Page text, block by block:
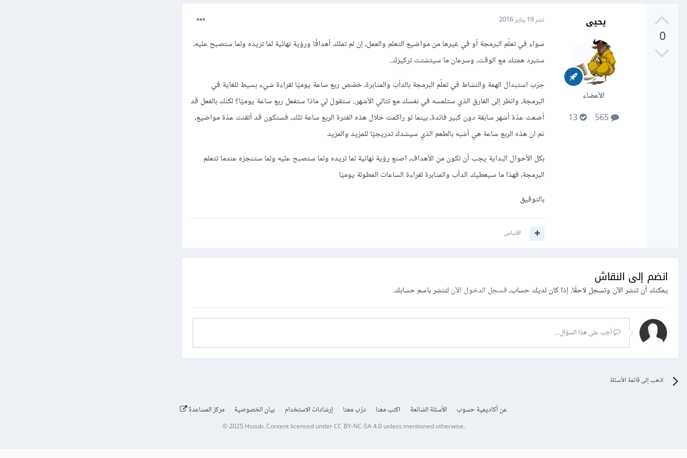
0
يحيى
الأعضاء
565
13
نشر19 يناير 2016
سواء في تعلّم البرمجة أو في غيرها من مواضيع التعلم والعمل، إن لم تملك أهدافًا ورؤية نهائية لما تريده ولما ستصبح عليه،
ستبرد همتك مع الوقت، وسرعان ما سيتشتت تركيزك..
جرّب استبدال الهمة والنشاط في تعلّم البرمجة بالدأب والمثابرة، خصّص ربع ساعة يوميًا لقراءة شيء بسيط للغاية في
البرمجة، وانظر إلى الفارق الذي ستلمسه في نفسك مع تتالي الأشهر.. ستقول لي ماذا ستفعل ربع ساعة يوميًا؟ لكنك بالفعل قد
أضعت عدّة أشهر سابقة دون كبير فائدة، بينما لو راكمت خلال هذه الفترة الربع ساعة تلك، فستكون قد أتقنت عدّة مواضيع،
ثم ان هذه الربع ساعة هي أشبه بالطعم الذي سيشدك تدريجيًا للمزيد والمزيد
بكل الأحوال البداية يجب أن تكون من الأهداف، اصنع رؤية نهائية لما تريده ولما ستصبح عليه ولما ستنجزه عندما تتعلم
البرمجة، فهذا ما سيعطيك الدأب والمثابرة لقراءة الساعات المطولة يوميًا
بالتوفيق
اقتباس
انضم إلى النقاش
يمكنك أن تنشر الآن وتسجل لاحقًا. إذا كان لديك حساب،فسجل الدخول الآنلتنشر باسم حسابك.
أجب على هذا السؤال...
اذهب إلى قائمة الأسئلة
عن أكاديمية حسوب الأسئلة الشائعة اكتب معنا درّب معنا إرشادات الاستخدام بيان الخصوصية مركز المساعدة
© 2025 Hsoub.Content licensed underCC BY-NC-SA 4.0unless mentioned otherwise.